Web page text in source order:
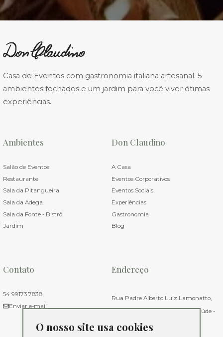
O nosso site usa cookies
Casa de Eventos com gastronomia italiana artesanal. 5
ambientes fechados e um jardim para você viver ótimas
experiências.
Ambientes
Salão de Eventos
Restaurante
Sala da Pitangueira
Sala da Adega
Sala da Fonte - Bistrô
Jardim
Don Claudino
A Casa
Eventos Corporativos
Eventos Sociais
Experiências
Gastronomia
Blog
Contato
54 99173.7838
Enviar e-mail
Endereço
Rua Padre Alberto Luiz Lamonatto,
1127. Bairro Nossa Senhora da Saúde -
Caxias do Sul - RS